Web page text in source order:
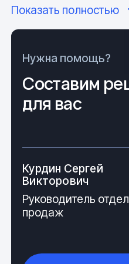
Производство
Производство
Литейное производство.
Производство гнутых
Производство
Производство
это процесс
метода пластической
Показать полностью
Нужна помощь?
Составим
для вас
Курдин Сергей
Викторович
Руководитель
продаж